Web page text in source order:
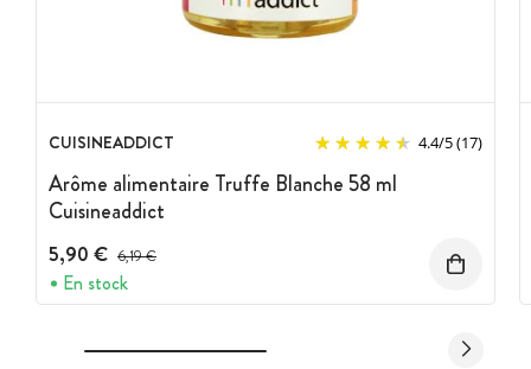
CUISINEADDICT 4.4/5(17)
Arôme alimentaire Truffe Blanche 58 ml
Cuisineaddict
5,90 € Prix avant réduction :
6,19 €
En stock